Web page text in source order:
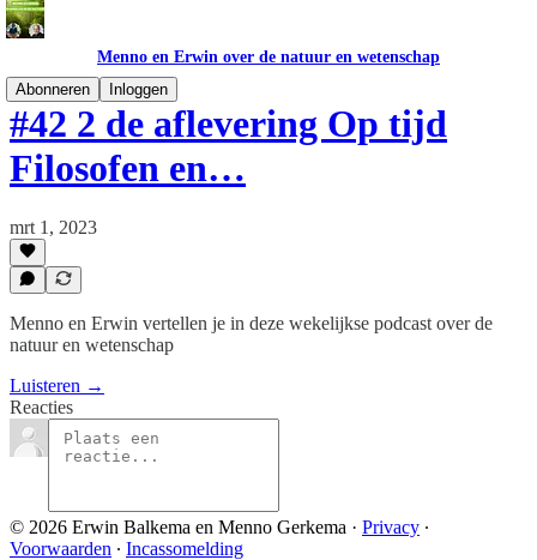
Menno en Erwin over de natuur en wetenschap
Abonneren
Inloggen
#42 2 de aflevering Op tijd
Filosofen en…
mrt 1, 2023
Menno en Erwin vertellen je in deze wekelijkse podcast over de
natuur en wetenschap
Luisteren →
Reacties
© 2026 Erwin Balkema en Menno Gerkema · Privacy ∙
Voorwaarden ∙ Incassomelding